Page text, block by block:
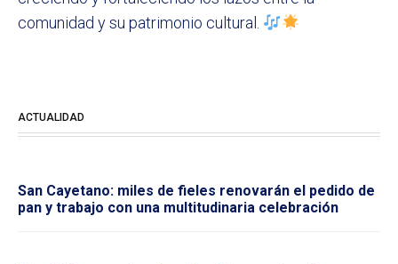
comunidad y su patrimonio cultural.
ACTUALIDAD
San Cayetano: miles de fieles renovarán el pedido de
pan y trabajo con una multitudinaria celebración